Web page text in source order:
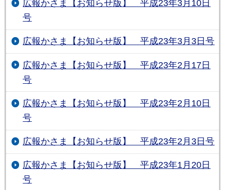
広報かさま【お知らせ版】 平成23年3月10日
号
広報かさま【お知らせ版】 平成23年3月3日号
広報かさま【お知らせ版】 平成23年2月17日
号
広報かさま【お知らせ版】 平成23年2月10日
号
広報かさま【お知らせ版】 平成23年2月3日号
広報かさま【お知らせ版】 平成23年1月20日
号